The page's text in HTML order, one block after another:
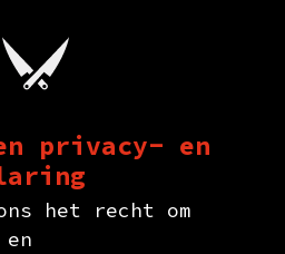
privacy- en
het recht om